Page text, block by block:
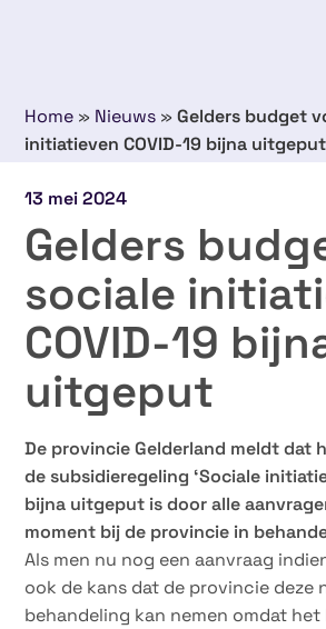
Home » Nieuws »Gelders budget
initiatieven COVID-19 bijna uitgeput
13 mei 2024
Gelders
sociale
COVID-19
uitgeput
De provincie Gelderland meldt dat
de subsidieregeling ‘Sociale
bijna uitgeput is door alle
moment bij de provincie in
Als men nu nog een aanvraag
ook de kans dat de provincie deze
behandeling kan nemen omdat